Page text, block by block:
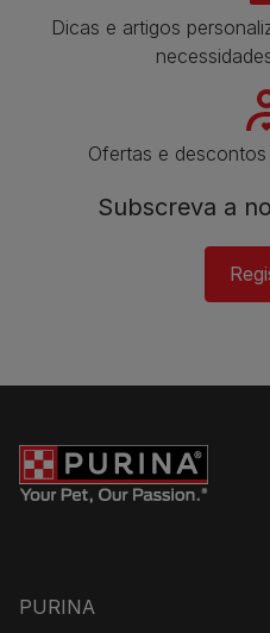
Dicas e artigos
Ofertas e
Subscreva a
PURINA